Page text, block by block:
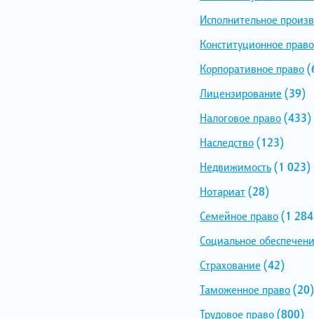
Исполнительное
Конституционное право
Корпоративное право
Лицензирование (39)
Налоговое право(433)
Наследство(123)
Недвижимость(1 023)
Нотариат(28)
Семейное право(1
Социальное
Страхование (42)
Таможенное право(20)
Трудовое право(800)